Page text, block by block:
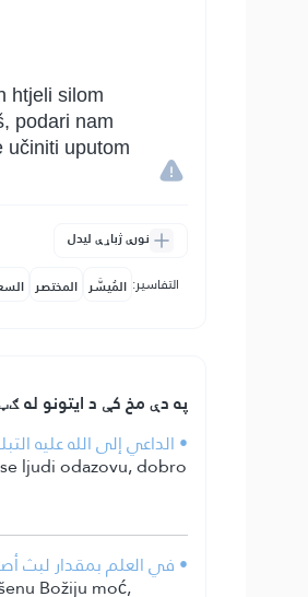
htjeli silom
podari nam
učiniti uputom
نورې ژباړې لیدل
التفاسير: المُيسَّر المختصر
په دې مخ کې د ایتونو له
• الداعي إلى الله عليه
ljudi odazovu, dobro
• في العلم بمقدار لبث
Božiju moć,